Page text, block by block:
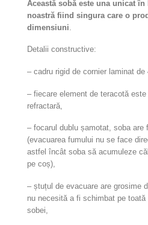
Această sobă este una unicat
noastră fiind singura care o
dimensiuni
Detalii constructive:
– cadru rigid de cornier laminat de
– fiecare element de teracotă
refractară,
– focarul dublu șamotat, soba are
(evacuarea fumului nu se face
astfel încât soba să acumuleze
pe coș),
– ștuțul de evacuare are grosime
nu necesită a fi schimbat pe
sobei,